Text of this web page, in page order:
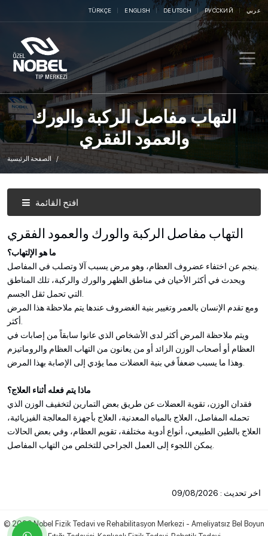
TÜRKÇE ENGLISH DEUTSCH РУССКИЙ عربي
التهاب مفاصل الركبة والورك
والعمود الفقري
الصفحة الرئيسية
افتح القائمة
التهاب مفاصل الركبة والورك والعمود الفقري
ما هو الإلتهاب؟
ويحدث في أكثر الأحيان في مناطق الظهر والورك والركبة، تلك المناطق
ومع تقدم الإنسان بالعمر وتغيير بنية الغضروف عندها يتم ملاحظة هذا المرض
ويتم ملاحظة المرض أكثر لدى الأشخاص الذي عانوا سابقاً من إصابات في
العظام أو أصحاب الوزن الزائد أو من يعانون من التهاب العظام والروماتيزم
ماذا يتم فعله أثناء العلاج؟
فقدان الوزن، تقوية العضلات عن طريق بعض التمارين لتخفيف الوزن الذي
تحمله المفاصل، العلاج بالمياه المعدنية، العلاج بأجهزة المعالجة الفيزيائية،
العلاج بالطين الطبيعي، أنواع أدوية مختلفة، تقويم العظام، وفي بعض الحالات
اخر تحديث : 09/08/2026
© 2026 Nobel Fizik Tedavi ve Rehabilitasyon Merkezi - Ameliyatsız Bel Boyun